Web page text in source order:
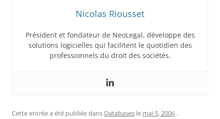
Nicolas Riousset
Président et fondateur de NeoLegal, développe des
solutions logicielles qui facilitent le quotidien des
professionnels du droit des sociétés.
Cette entrée a été publiée dans Databases le mai 5, 2006 .